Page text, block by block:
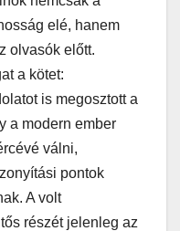
elé, hanem
olvasók előtt.
a kötet:
is megosztott a
a modern ember
válni,
pontok
A volt
részét jelenleg az